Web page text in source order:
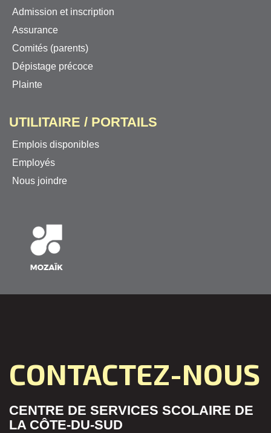
Admission et inscription
Assurance
Comités (parents)
Dépistage précoce
Plainte
UTILITAIRE / PORTAILS
Emplois disponibles
Employés
Nous joindre
CONTACTEZ-NOUS
CENTRE DE SERVICES SCOLAIRE DE
LA CÔTE-DU-SUD